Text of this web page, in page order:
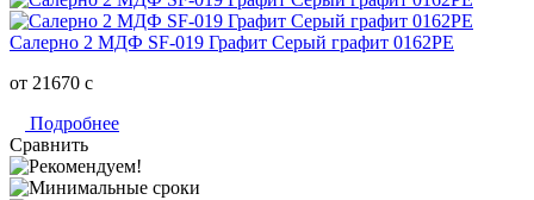
Салерно 2 МДФ SF-019 Графит Серый графит 0162РЕ
от 21670 c
Подробнее
Сравнить